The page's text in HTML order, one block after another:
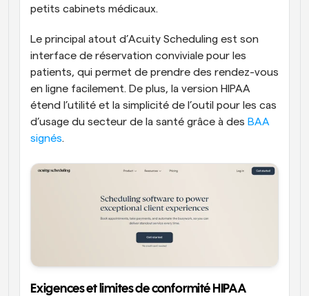
petits cabinets médicaux.
Le principal atout d’Acuity Scheduling est son
interface de réservation conviviale pour les
patients, qui permet de prendre des rendez-vous
en ligne facilement. De plus, la version HIPAA
étend l’utilité et la simplicité de l’outil pour les cas
d’usage du secteur de la santé grâce à des BAA
signés.
Exigences et limites de conformité HIPAA